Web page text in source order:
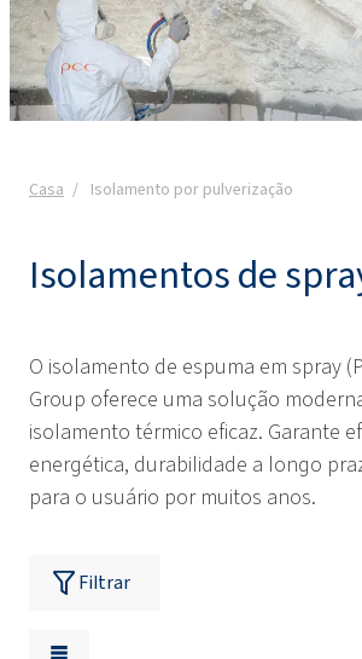
Casa Isolamento por pulverização
Isolamentos de
O isolamento de espuma em spray
Group oferece uma solução
isolamento térmico eficaz. Garante
energética, durabilidade a longo
para o usuário por muitos anos.
Filtrar